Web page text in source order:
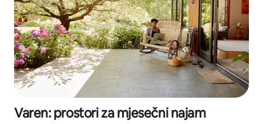
Varen: prostori za mjesečni najam